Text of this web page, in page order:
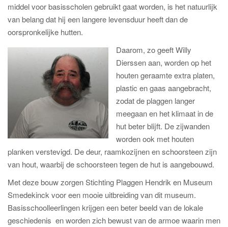
middel voor basisscholen gebruikt gaat worden, is het natuurlijk
van belang dat hij een langere levensduur heeft dan de
oorspronkelijke hutten.
Daarom, zo geeft Willy
Dierssen aan, worden op het
houten geraamte extra platen,
plastic en gaas aangebracht,
zodat de plaggen langer
meegaan en het klimaat in de
hut beter blijft. De zijwanden
worden ook met houten
planken verstevigd. De deur, raamkozijnen en schoorsteen zijn
van hout, waarbij de schoorsteen tegen de hut is aangebouwd.
Met deze bouw zorgen Stichting Plaggen Hendrik en Museum
Smedekinck voor een mooie uitbreiding van dit museum.
Basisschoolleerlingen krijgen een beter beeld van de lokale
geschiedenis en worden zich bewust van de armoe waarin men